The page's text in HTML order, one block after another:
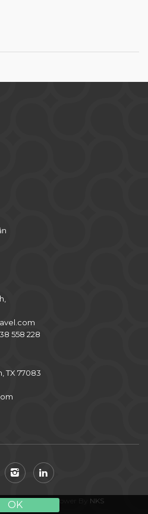
OK
558 228
TX 77083
Thiên Xuân. Power By NKS